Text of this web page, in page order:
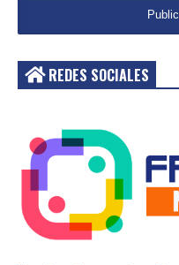
REDES SOCIALES